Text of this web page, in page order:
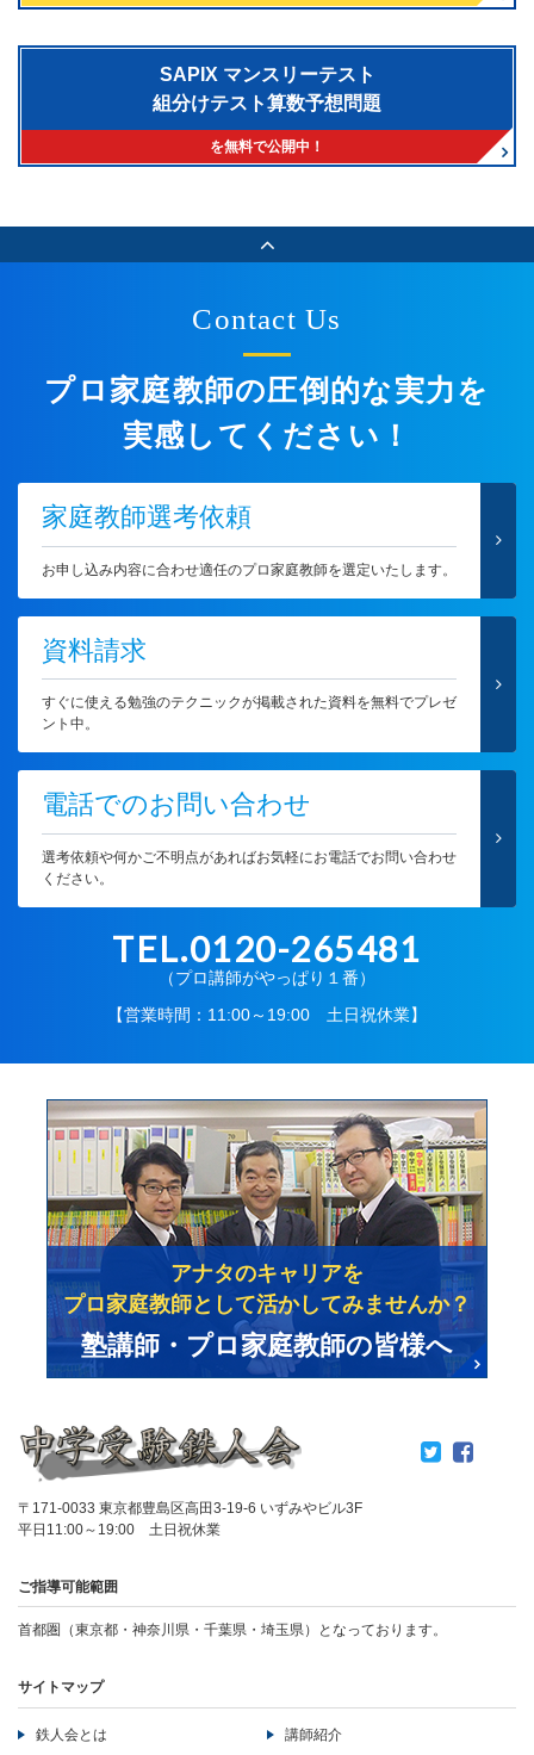
SAPIX マンスリーテスト
組分けテスト算数予想問題
を無料で公開中！
Contact Us
プロ家庭教師の圧倒的な実力を
実感してください！
家庭教師選考依頼
お申し込み内容に合わせ適任のプロ家庭教師を選定いたします。
資料請求
すぐに使える勉強のテクニックが掲載された資料を無料でプレゼ
ント中。
電話でのお問い合わせ
選考依頼や何かご不明点があればお気軽にお電話でお問い合わせ
ください。
TEL.0120-265481
（プロ講師がやっぱり１番）
【営業時間：11:00～19:00 土日祝休業】
〒171-0033 東京都豊島区高田3-19-6 いずみやビル3F
平日11:00～19:00 土日祝休業
ご指導可能範囲
首都圏（東京都・神奈川県・千葉県・埼玉県）となっております。
サイトマップ
鉄人会とは
講師紹介
アナタのキャリアを
プロ家庭教師として活かしてみませんか？
塾講師・プロ家庭教師の皆様へ